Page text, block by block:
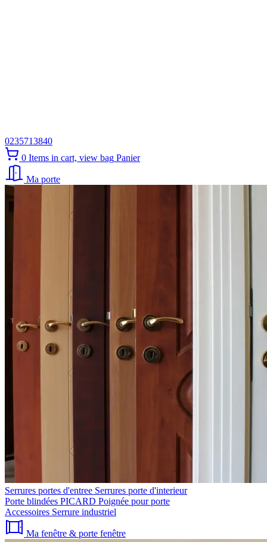
0235713840
0 Items in cart, view bag Panier
Ma porte
Serrures portes d'entree Serrures porte d'interieur
Porte blindées PICARD Poignée pour porte
Accessoires Serrure industriel
Ma fenêtre & porte fenêtre